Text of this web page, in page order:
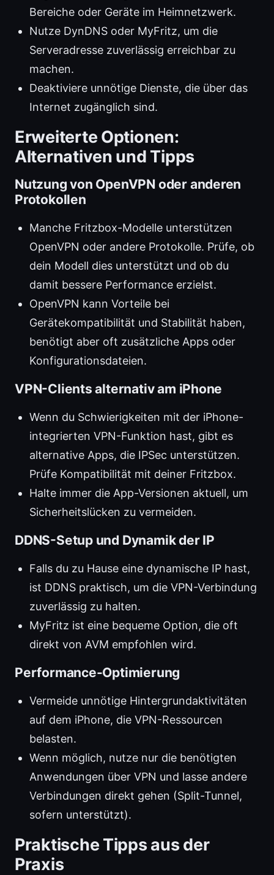
Bereiche oder Geräte im Heimnetzwerk.
Nutze DynDNS oder MyFritz, um die
Serveradresse zuverlässig erreichbar zu
machen.
Deaktiviere unnötige Dienste, die über das
Internet zugänglich sind.
Erweiterte Optionen:
Alternativen und Tipps
Nutzung von OpenVPN oder anderen
Protokollen
Manche Fritzbox-Modelle unterstützen
OpenVPN oder andere Protokolle. Prüfe, ob
dein Modell dies unterstützt und ob du
damit bessere Performance erzielst.
OpenVPN kann Vorteile bei
Gerätekompatibilität und Stabilität haben,
benötigt aber oft zusätzliche Apps oder
Konfigurationsdateien.
VPN-Clients alternativ am iPhone
Wenn du Schwierigkeiten mit der iPhone-
integrierten VPN-Funktion hast, gibt es
alternative Apps, die IPSec unterstützen.
Prüfe Kompatibilität mit deiner Fritzbox.
Halte immer die App-Versionen aktuell, um
Sicherheitslücken zu vermeiden.
DDNS-Setup und Dynamik der IP
Falls du zu Hause eine dynamische IP hast,
ist DDNS praktisch, um die VPN-Verbindung
zuverlässig zu halten.
MyFritz ist eine bequeme Option, die oft
direkt von AVM empfohlen wird.
Performance-Optimierung
Vermeide unnötige Hintergrundaktivitäten
auf dem iPhone, die VPN-Ressourcen
belasten.
Wenn möglich, nutze nur die benötigten
Anwendungen über VPN und lasse andere
Verbindungen direkt gehen (Split-Tunnel,
sofern unterstützt).
Praktische Tipps aus der
Praxis